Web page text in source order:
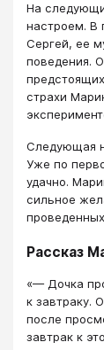
На
настроем. В
Сергей, ее
поведения.
страхи
Следующая
Уже по
удачно.
сильное
Рассказ
«— Дочка
к завтраку.
после
завтрак к